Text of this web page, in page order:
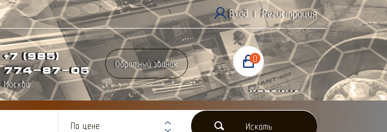
Вход | Регистрация
+7 (985)
774-87-05
Москва
Обратный звонок
0
Корзина
0 Р
По цене Искать